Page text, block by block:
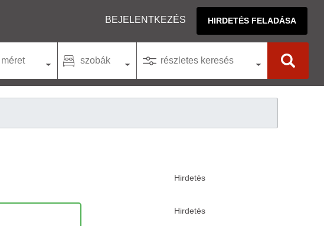
BEJELENTKEZÉS HIRDETÉS FELADÁSA
méret szobák részletes keresés